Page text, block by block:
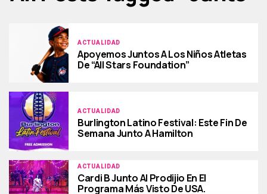
ACTUALIDAD
Apoyemos Juntos A Los Niños Atletas
De “All Stars Foundation”
ACTUALIDAD
Burlington Latino Festival: Este Fin De
Semana Junto A Hamilton
ACTUALIDAD
Cardi B Junto Al Prodijio En El
Programa Más Visto De USA.